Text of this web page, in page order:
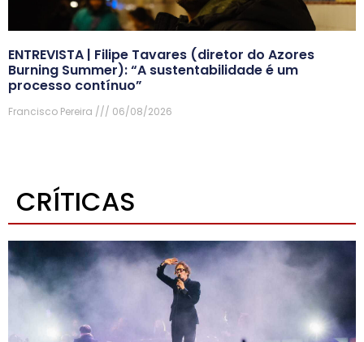
ENTREVISTA | Filipe Tavares (diretor do Azores
Burning Summer): “A sustentabilidade é um
processo contínuo”
Francisco Pereira 06/08/2026
CRÍTICAS